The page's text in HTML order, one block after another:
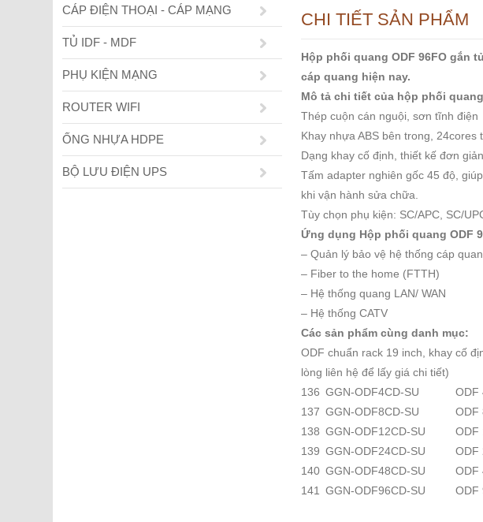
CÁP ĐIỆN THOẠI - CÁP MẠNG
TỦ IDF - MDF
PHỤ KIỆN MẠNG
ROUTER WIFI
ỐNG NHỰA HDPE
BỘ LƯU ĐIỆN UPS
CHI TIẾT SẢN PHẨM
Hộp phối quang ODF 96FO gắn
cáp quang hiện nay.
Mô tả chi tiết của hộp phối
Thép cuộn cán nguội, sơn tĩnh điện
Khay nhựa ABS bên trong, 24cores
Dạng khay cố định, thiết kế đơn
Tấm adapter nghiên gốc 45 độ,
khi vận hành sửa chữa.
Tùy chọn phụ kiện: SC/APC, SC/
Ứng dụng Hộp phối quang ODF
– Quản lý bảo vệ hệ thống cáp
– Fiber to the home (FTTH)
– Hệ thống quang LAN/ WAN
– Hệ thống CATV
Các sản phẩm cùng danh mục:
ODF chuẩn rack 19 inch, khay cố
lòng liên hệ để lấy giá chi tiết)
136 GGN-ODF4CD-SU ODF
137 GGN-ODF8CD-SU ODF
138 GGN-ODF12CD-SU ODF
139 GGN-ODF24CD-SU ODF
140 GGN-ODF48CD-SU ODF
141 GGN-ODF96CD-SU ODF